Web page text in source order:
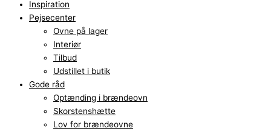
Inspiration
Pejsecenter
Ovne på lager
Interiør
Tilbud
Udstillet i butik
Gode råd
Optænding i brændeovn
Skorstenshætte
Lov for brændeovne